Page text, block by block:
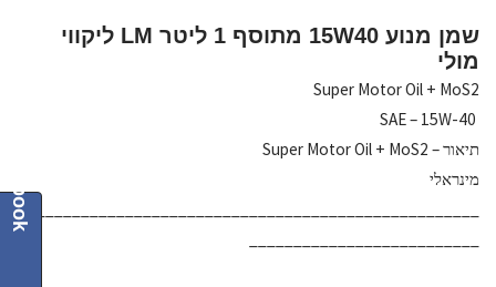
שמן מנוע 15W40 מתוסף 1 ליטר LM ליקווי
מולי
Super Motor Oil + MoS2
תיאור – Super Motor Oil + MoS2
מינראלי
____________________________________________________
Facebook